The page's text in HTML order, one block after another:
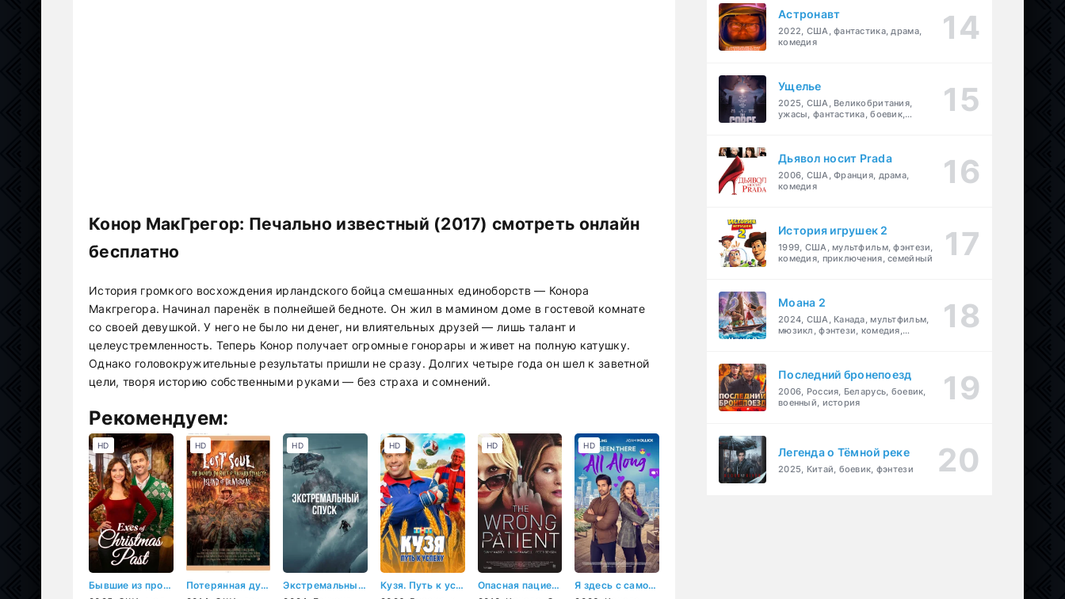
Конор МакГрегор: Печально известный (2017) смотреть онлайн
бесплатно
История громкого восхождения ирландского бойца смешанных единоборств — Конора
Макгрегора. Начинал паренёк в полнейшей бедноте. Он жил в мамином доме в гостевой комнате
со своей девушкой. У него не было ни денег, ни влиятельных друзей — лишь талант и
целеустремленность. Теперь Конор получает огромные гонорары и живет на полную катушку.
Однако головокружительные результаты пришли не сразу. Долгих четыре года он шел к заветной
цели, творя историю собственными руками — без страха и сомнений.
Рекомендуем:
Бывшие из прошлого Рождества
HD
Потерянная душа: Обречённый путь «Острова доктора Моро» Ричарда Стэнли
HD
Экстремальный спуск
HD
Кузя. Путь к успеху
HD
Опасная пациентка
HD
Я здесь с самого начала
HD
Астронавт
2022, США, фантастика, драма,
комедия
Ущелье
2025, США, Великобритания,
ужасы, фантастика, боевик,
Дьявол носит Prada
2006, США, Франция, драма,
комедия
История игрушек 2
1999, США, мультфильм, фэнтези,
комедия, приключения, семейный
Моана 2
2024, США, Канада, мультфильм,
мюзикл, фэнтези, комедия,
Последний бронепоезд
2006, Россия, Беларусь, боевик,
военный, история
Легенда о Тёмной реке
2025, Китай, боевик, фэнтези